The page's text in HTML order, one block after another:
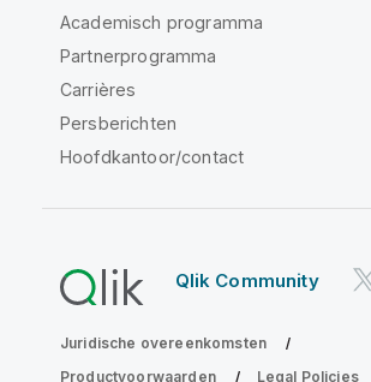
Academisch programma
Partnerprogramma
Carrières
Persberichten
Hoofdkantoor/contact
Qlik Community
Juridische overeenkomsten
Productvoorwaarden
Legal Policies